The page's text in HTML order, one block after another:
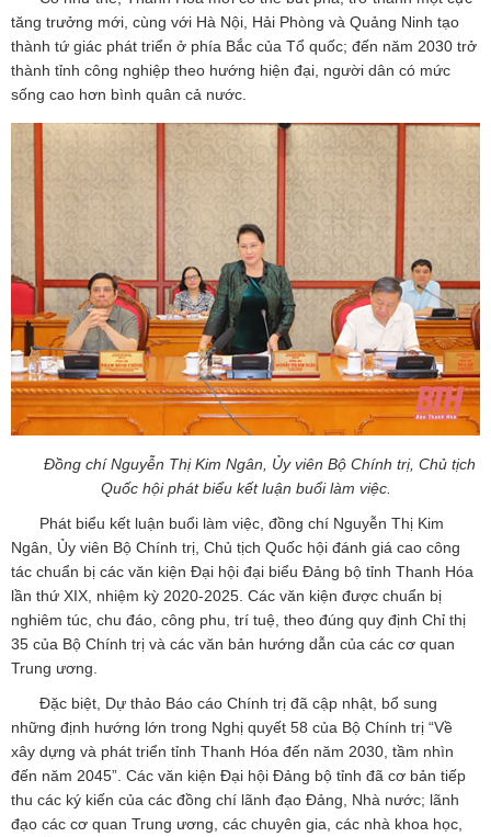
tăng trưởng mới, cùng với Hà Nội, Hải Phòng và Quảng Ninh tạo
thành tứ giác phát triển ở phía Bắc của Tổ quốc; đến năm 2030 trở
thành tỉnh công nghiệp theo hướng hiện đại, người dân có mức
sống cao hơn bình quân cả nước.
Đồng chí Nguyễn Thị Kim Ngân, Ủy viên Bộ Chính trị, Chủ tịch
Quốc hội phát biểu kết luận buổi làm việc.
Phát biểu kết luận buổi làm việc, đồng chí Nguyễn Thị Kim
Ngân, Ủy viên Bộ Chính trị, Chủ tịch Quốc hội đánh giá cao công
tác chuẩn bị các văn kiện Đại hội đại biểu Đảng bộ tỉnh Thanh Hóa
lần thứ XIX, nhiệm kỳ 2020-2025. Các văn kiện được chuẩn bị
nghiêm túc, chu đáo, công phu, trí tuệ, theo đúng quy định Chỉ thị
35 của Bộ Chính trị và các văn bản hướng dẫn của các cơ quan
Trung ương.
Đặc biệt, Dự thảo Báo cáo Chính trị đã cập nhật, bổ sung
những định hướng lớn trong Nghị quyết 58 của Bộ Chính trị “Về
xây dựng và phát triển tỉnh Thanh Hóa đến năm 2030, tầm nhìn
đến năm 2045”. Các văn kiện Đại hội Đảng bộ tỉnh đã cơ bản tiếp
thu các ký kiến của các đồng chí lãnh đạo Đảng, Nhà nước; lãnh
đạo các cơ quan Trung ương, các chuyên gia, các nhà khoa học,